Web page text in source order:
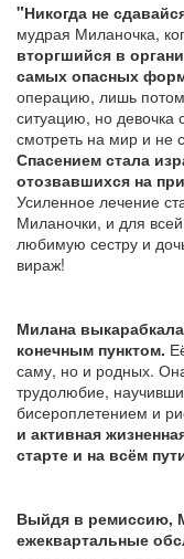
"Никогда не
мудрая Миланочка,
вторгшийся в
самых опасных
операцию, лишь
ситуацию, но девочка
смотреть на мир и не
Спасением стала
отозвавшихся на
Усиленное лечение
Миланочки, и для
любимую сестру и
вираж!
Милана
конечным пунктом.
саму, но и родных.
трудолюбие,
бисероплетением и
и активная
старте и на всём
Выйдя в ремиссию,
ежеквартальные